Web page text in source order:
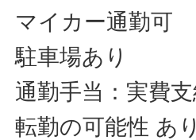
マイカー通勤可
駐車場あり
通勤手当：実費
転勤の可能性 あり